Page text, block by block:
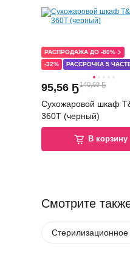
-32% РАССРОЧКА 5
РАСПРОДАЖА ДО -80%
95,56 Ҕ140,68 Ҕ
Сухожаровой шкаф
360T (черный)
В корзину
Смотрите